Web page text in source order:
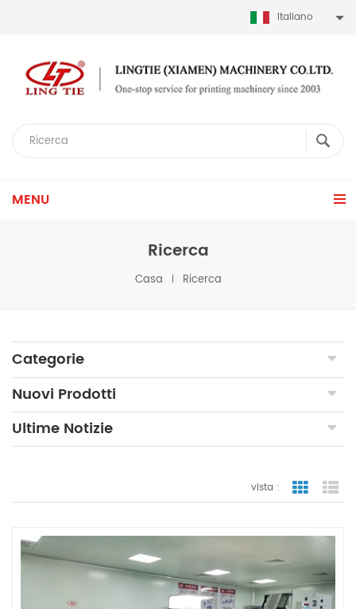
Italiano
MENU
Ricerca
Casa Ricerca
Categorie
Nuovi Prodotti
Ultime Notizie
vista : vista a